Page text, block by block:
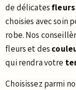
de délicatesfleurs
choisies avec soin
robe. Nos
fleurs et des
qui rendra votre
Choisissez parmi